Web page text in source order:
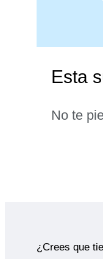
Esta
No te
¿Crees que